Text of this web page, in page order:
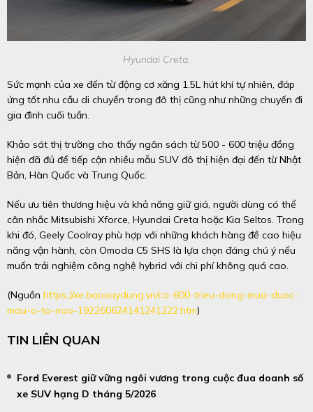
Hyundai Creta.
Sức mạnh của xe đến từ động cơ xăng 1.5L hút khí tự nhiên, đáp
ứng tốt nhu cầu di chuyển trong đô thị cũng như những chuyến đi
gia đình cuối tuần.
Khảo sát thị trường cho thấy ngân sách từ 500 - 600 triệu đồng
hiện đã đủ để tiếp cận nhiều mẫu SUV đô thị hiện đại đến từ Nhật
Bản, Hàn Quốc và Trung Quốc.
Nếu ưu tiên thương hiệu và khả năng giữ giá, người dùng có thể
cân nhắc Mitsubishi Xforce, Hyundai Creta hoặc Kia Seltos. Trong
khi đó, Geely Coolray phù hợp với những khách hàng đề cao hiệu
năng vận hành, còn Omoda C5 SHS là lựa chọn đáng chú ý nếu
muốn trải nghiệm công nghệ hybrid với chi phí không quá cao.
(Nguồn https://xe.baoxaydung.vn/co-600-trieu-dong-mua-duoc-
mau-o-to-nao-192260624141241222.htm)
TIN LIÊN QUAN
Ford Everest giữ vững ngôi vương trong cuộc đua doanh số
xe SUV hạng D tháng 5/2026